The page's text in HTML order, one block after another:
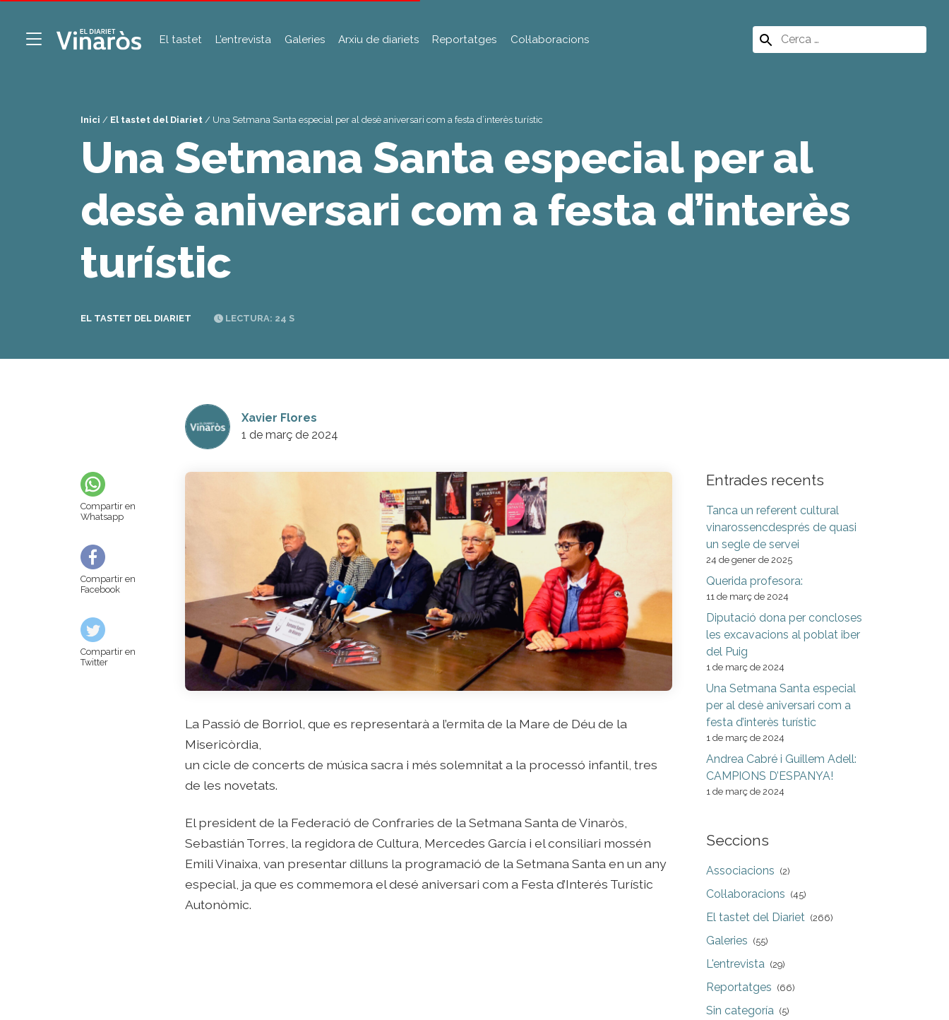
El tastet L’entrevista Galeries Arxiu de diariets Reportatges Col·laboracions
Search
for:
Inici / El tastet del Diariet / Una Setmana Santa especial per al desè aniversari com a festa d’interès turístic
Una Setmana Santa especial per al
desè aniversari com a festa d’interès
turístic
EL TASTET DEL DIARIET LECTURA: 24 S
Compartir en
Whatsapp
Compartir en
Facebook
Compartir en
Twitter
Xavier Flores
1 de març de 2024
La Passió de Borriol, que es representarà a l’ermita de la Mare de Déu de la
Misericòrdia,
un cicle de concerts de música sacra i més solemnitat a la processó infantil, tres
de les novetats.
El president de la Federació de Confraries de la Setmana Santa de Vinaròs,
Sebastián Torres, la regidora de Cultura, Mercedes García i el consiliari mossén
Emili Vinaixa, van presentar dilluns la programació de la Setmana Santa en un any
especial, ja que es commemora el desé aniversari com a Festa d’Interés Turístic
Autonòmic.
Entrades recents
Tanca un referent cultural
vinarossencdesprés de quasi
un segle de servei
24 de gener de 2025
Querida profesora:
11 de març de 2024
Diputació dona per concloses
les excavacions al poblat iber
del Puig
1 de març de 2024
Una Setmana Santa especial
per al desè aniversari com a
festa d’interès turístic
1 de març de 2024
Andrea Cabré i Guillem Adell:
CAMPIONS D’ESPANYA!
1 de març de 2024
Seccions
Associacions (2)
Col·laboracions (45)
El tastet del Diariet (266)
Galeries (55)
L'entrevista (29)
Reportatges (66)
Sin categoría (5)